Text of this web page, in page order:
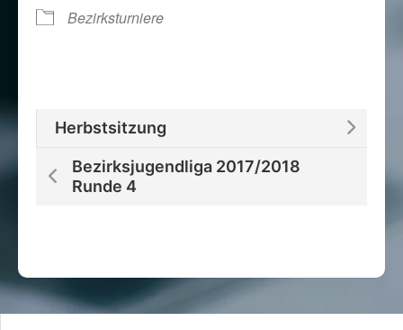
Bezirksturniere
Herbstsitzung
Bezirksjugendliga 2017/2018
Runde 4